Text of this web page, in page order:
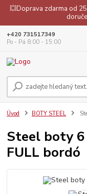
💥Doprava zdarma od
+420 731517349
Po - Pá 8:00 - 15:00
Úvod BOTY STEEL
Steel boty
FULL bordó